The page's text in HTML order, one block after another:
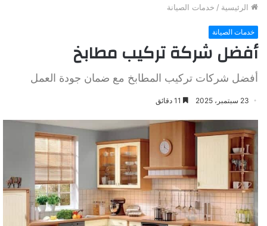
الرئيسية / خدمات الصيانة
خدمات الصيانة
أفضل شركة تركيب مطابخ
أفضل شركات تركيب المطابخ مع ضمان جودة العمل
23 سبتمبر، 2025